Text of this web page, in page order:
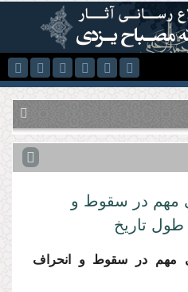
مهم در سقوط و
تاریخ
مهم در سقوط و انحراف